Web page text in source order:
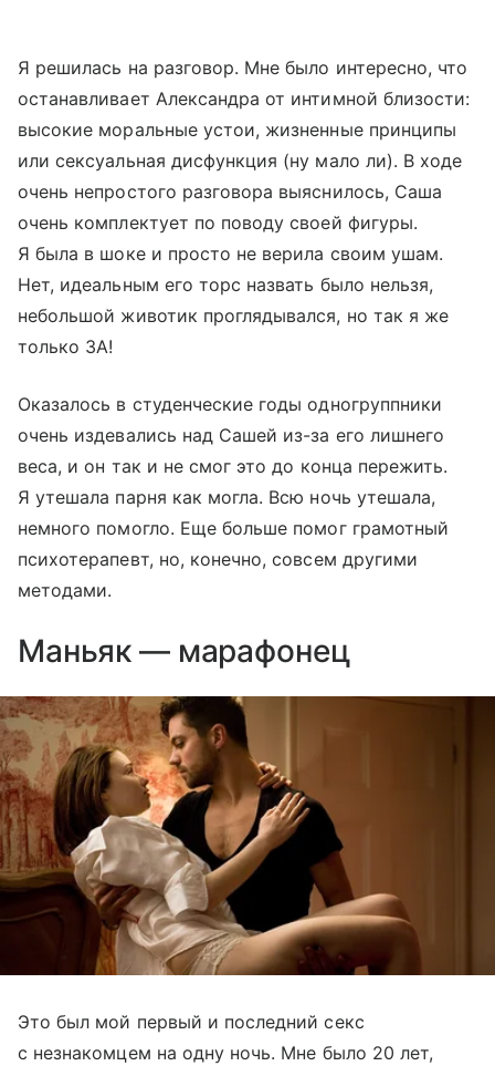
Я решилась на разговор. Мне было интересно, что
останавливает Александра от интимной близости:
высокие моральные устои, жизненные принципы
или сексуальная дисфункция (ну мало ли). В ходе
очень непростого разговора выяснилось, Саша
очень комплектует по поводу своей фигуры.
Я была в шоке и просто не верила своим ушам.
Нет, идеальным его торс назвать было нельзя,
небольшой животик проглядывался, но так я же
только ЗА!
Оказалось в студенческие годы одногруппники
очень издевались над Сашей из-за его лишнего
веса, и он так и не смог это до конца пережить.
Я утешала парня как могла. Всю ночь утешала,
немного помогло. Еще больше помог грамотный
психотерапевт, но, конечно, совсем другими
методами.
Маньяк — марафонец
Это был мой первый и последний секс
с незнакомцем на одну ночь. Мне было 20 лет,